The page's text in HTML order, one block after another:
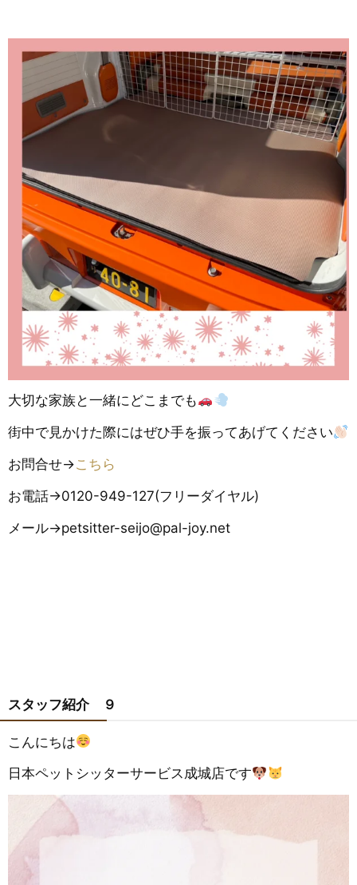
大切な家族と一緒にどこまでも
街中で見かけた際にはぜひ手を振ってあげてください
お問合せ→こちら
お電話→0120-949-127(フリーダイヤル)
メール→petsitter-seijo@pal-joy.net
スタッフ紹介 ９
こんにちは
日本ペットシッターサービス成城店です